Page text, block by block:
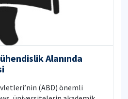
Alanında
(ABD) önemli